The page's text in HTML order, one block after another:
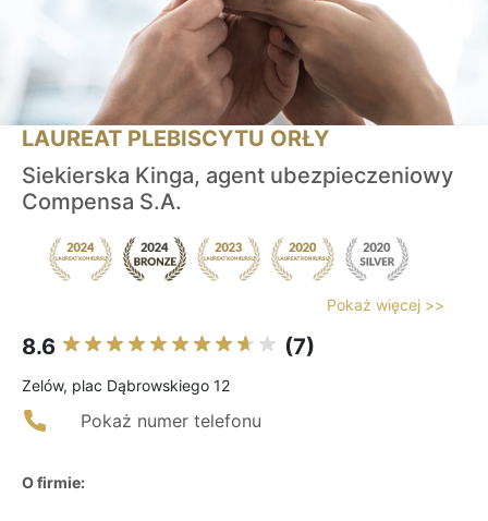
LAUREAT PLEBISCYTU ORŁY
Siekierska Kinga, agent ubezpieczeniowy
Compensa S.A.
Pokaż więcej >>
8.6 (7)
Zelów, plac Dąbrowskiego 12
Pokaż numer telefonu
O firmie: